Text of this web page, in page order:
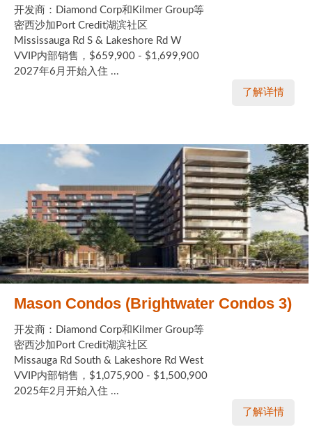
列治文山楼花项目
旺市楼花项目
新移民指南
留学生指南
实用链接
加拿大房地产网站
大多伦多教育网站
大多伦多医疗机构
加拿大银行贷款机构
大多伦多交通网络
常用查询工具
开发商：Diamond Corp和Kilmer Group等
密西沙加Port Credit湖滨社区
Mississauga Rd S & Lakeshore Rd W
VVIP内部销售，$659,900 - $1,699,900
2027年6月开始入住 ...
了解详情
Mason Condos (Brightwater Condos 3)
开发商：Diamond Corp和Kilmer Group等
密西沙加Port Credit湖滨社区
Missauga Rd South & Lakeshore Rd West
VVIP内部销售，$1,075,900 - $1,500,900
2025年2月开始入住 ...
了解详情